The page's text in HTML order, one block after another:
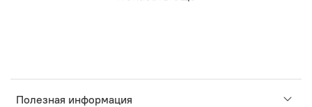
Полезная информация